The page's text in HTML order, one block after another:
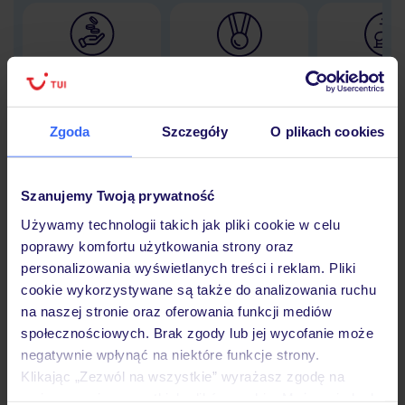
Zgoda Szczegóły O plikach cookies
Szanujemy Twoją prywatność
Używamy technologii takich jak pliki cookie w celu
poprawy komfortu użytkowania strony oraz
personalizowania wyświetlanych treści i reklam. Pliki
cookie wykorzystywane są także do analizowania ruchu
na naszej stronie oraz oferowania funkcji mediów
społecznościowych. Brak zgody lub jej wycofanie może
negatywnie wpłynąć na niektóre funkcje strony.
Klikając „Zezwól na wszystkie” wyrażasz zgodę na
30 lat w
Hotel
Opinie
Pokoje